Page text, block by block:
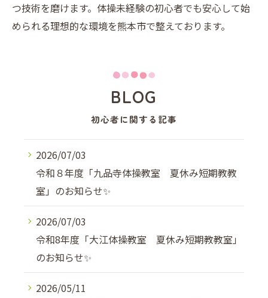
つ技術を磨けます。体操未経験の初心者でも安心して始
められる理想的な環境を熊本市で整えております。
BLOG
初心者に関する記事
2026/07/03
令和８年度「九品寺体操教室 夏休み短期教教
室」のお知らせ✨
2026/07/03
令和8年度「大江体操教室 夏休み短期教教室」
のお知らせ✨
2026/05/11